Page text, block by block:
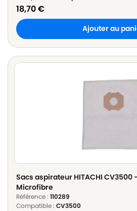
18,70€
Ajouter au
Sacs aspirateur HITACHI CV3500
Microfibre
Référence : 110289
Compatible : CV3500